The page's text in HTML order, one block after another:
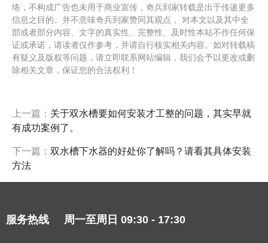
络，不构成广告也未用于商业宣传，奇兵到家转载是出于传递更多
信息之目的。并不意味奇兵到家赞同其观点， 对本文以及其中全
部或者部分内容、文字的真实性、完整性、及时性本站不作任何保
证或承诺，请读者仅作参考，并请自行核实相关内容。如对转载稿
有疑义及版权等问题，请立即联系网站编辑，我们会予以更改或删
除相关文章，保证您的合法权利！
上一篇： 关于双水槽要如何安装才工整的问题，其实早就
有成功案例了。
下一篇： 双水槽下水器的好处你了解吗？请看其具体安装
方法
服务热线 周一至周日 09:30 - 17:30